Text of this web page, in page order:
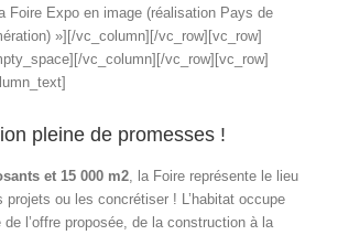
Foire Expo en image (réalisation Pays de
»][/vc_column][/vc_row][vc_row]
vc_column][/vc_row][vc_row]
pleine de promesses !
et 15 000 m2 , la Foire représente le lieu
projets ou les concrétiser ! L’habitat occupe
de l’offre proposée, de la construction à la